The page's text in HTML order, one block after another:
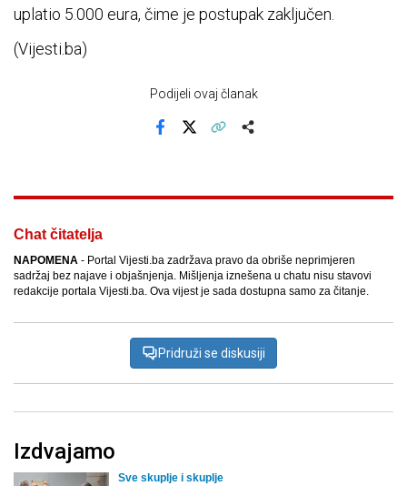
uplatio 5.000 eura, čime je postupak zaključen.
(Vijesti.ba)
Podijeli ovaj članak
Chat čitatelja
NAPOMENA - Portal Vijesti.ba zadržava pravo da obriše neprimjeren
sadržaj bez najave i objašnjenja. Mišljenja iznešena u chatu nisu stavovi
redakcije portala Vijesti.ba. Ova vijest je sada dostupna samo za čitanje.
Pridruži se diskusiji
Izdvajamo
Sve skuplje i skuplje